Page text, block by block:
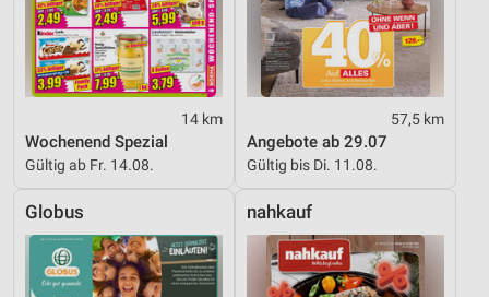
14 km
Wochenend Spezial
Gültig ab Fr. 14.08.
57,5 km
Angebote ab 29.07
Gültig bis Di. 11.08.
Globus nahkauf